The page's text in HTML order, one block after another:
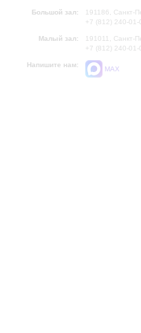
Большой зал:
191186, Санкт-
+7 (812) 240-
Малый зал:
191011, Санкт-
+7 (812) 240-
Напишите нам:
MAX